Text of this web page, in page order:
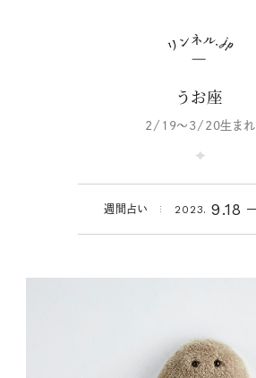
うお座
2/19～3/20生まれ
週間占い 2023. 9.18